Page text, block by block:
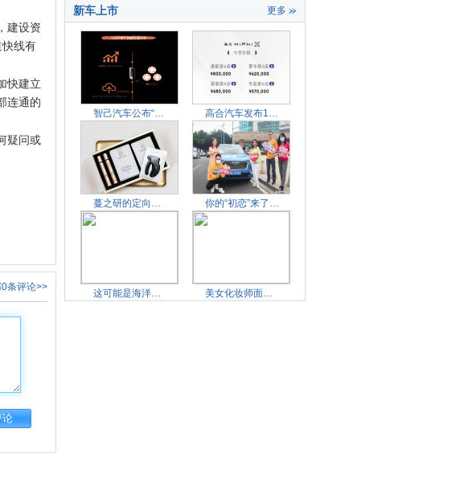
建设资
线有
快建立
连通的
疑问或
条评论>>
新车上市 更多
智己汽车公布“数字资产 高合汽车发布1000公里电
蔓之研的定向护肤是概念 你的“初恋”来了，哈弗
这可能是海洋里最喜欢种 美女化妆师面临失业危机